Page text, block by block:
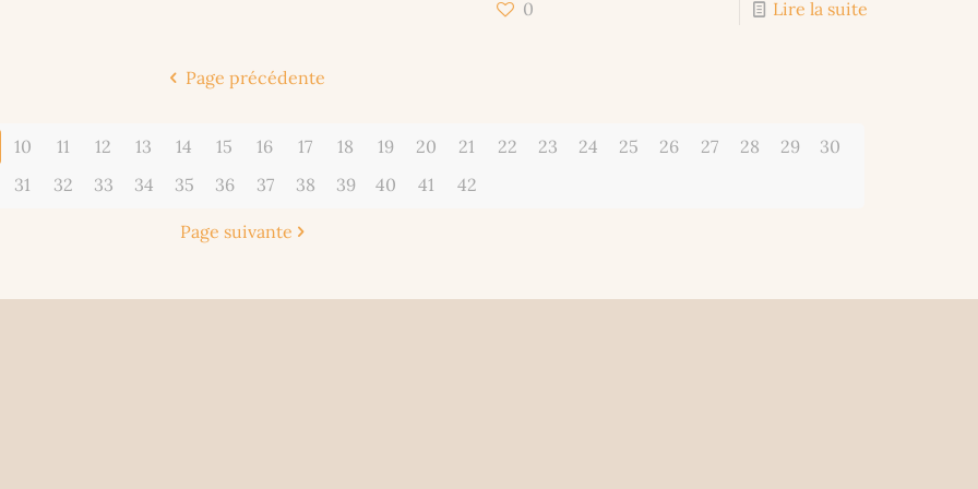
0 Lire la suite
Page précédente
10 11 12 13 14 15 16 17 18 19 20 21 22 23 24 25 26 27 28 29
30
31
32 33 34 35 36 37 38 39 40 41 42
Page suivante